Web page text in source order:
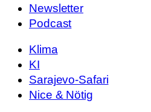
Newsletter
Podcast
Klima
KI
Sarajevo-Safari
Nice & Nötig